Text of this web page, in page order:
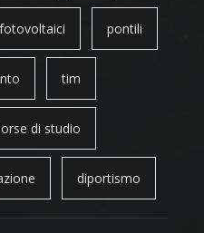
pontili
tim
di studio
diportismo